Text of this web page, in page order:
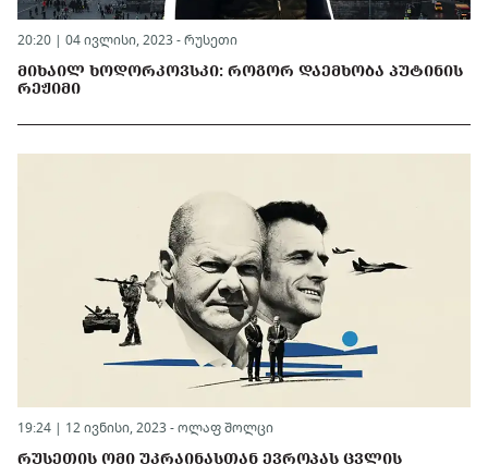
20:20 | 04 ივლისი, 2023 - რუსეთი
ᲛᲘᲮᲐᲘᲚ ᲮᲝᲓᲝᲠᲙᲝᲕᲡᲙᲘ: ᲠᲝᲒᲝᲠ ᲓᲐᲔᲛᲮᲝᲑᲐ ᲞᲣᲢᲘᲜᲘᲡ
ᲠᲔᲟᲘᲛᲘ
19:24 | 12 ივნისი, 2023 - ოლაფ შოლცი
ᲠᲣᲡᲔᲗᲘᲡ ᲝᲛᲘ ᲣᲙᲠᲐᲘᲜᲐᲡᲗᲐᲜ ᲔᲕᲠᲝᲞᲐᲡ ᲪᲕᲚᲘᲡ